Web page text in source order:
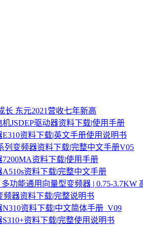
长 东元2021营收七年新高
JSDEP驱动器资料下载|使用手册
资料下载|英文手册使用说明书
列变频器资料下载|完整中文手册V05
资料下载|使用手册
资料下载|完整中文手册
多功能通用向量型变频器 | 0.75-3.7KW
频器资料下载|完整说明书
资料下载|中文简体手册_V09
资料下载|完整使用说明书